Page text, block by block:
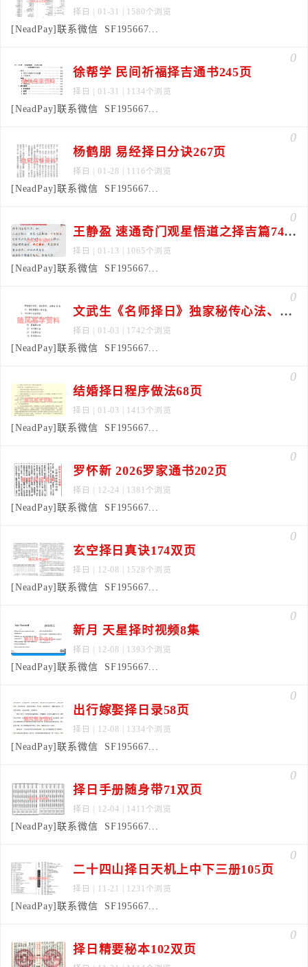
择日 | 01-31 | 1580个浏览
[NeadPay]联系微信 SF195667...
0
徐帮学 民间祈福择吉通书245页
择日 | 01-31 | 1134个浏览
[NeadPay]联系微信 SF195667...
0
杨鹤朋 易经择日分诀267页
择日 | 01-28 | 1116个浏览
[NeadPay]联系微信 SF195667...
0
王静盈 速通奇门观星悟道之择吉篇74页
择日 | 01-13 | 1065个浏览
[NeadPay]联系微信 SF195667...
0
文武生《名师择日》独家秘传心法、正宗择日指南54页
择日 | 01-03 | 1742个浏览
[NeadPay]联系微信 SF195667...
0
结婚择日程序做法68页
择日 | 01-03 | 1413个浏览
[NeadPay]联系微信 SF195667...
0
罗怀新 2026罗家通书202页
择日 | 12-24 | 1381个浏览
[NeadPay]联系微信 SF195667...
0
玄空择日真诀174双页
择日 | 12-08 | 1528个浏览
[NeadPay]联系微信 SF195667...
0
新月 天星择时视频8集
择日 | 12-08 | 1393个浏览
[NeadPay]联系微信 SF195667...
0
出行嫁娶择日录58页
择日 | 12-08 | 1334个浏览
[NeadPay]联系微信 SF195667...
0
择日手册随身带71双页
择日 | 12-04 | 1411个浏览
[NeadPay]联系微信 SF195667...
0
二十四山择日天机上中下三册105页
择日 | 11-21 | 1231个浏览
[NeadPay]联系微信 SF195667...
0
择日精要秘本102双页